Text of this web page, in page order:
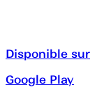
Disponible sur
Google Play